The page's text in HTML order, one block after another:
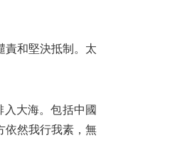
責和堅決抵制。太
大海。包括中國
依然我行我素，無